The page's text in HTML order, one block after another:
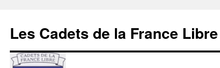
Les Cadets de la France Libre